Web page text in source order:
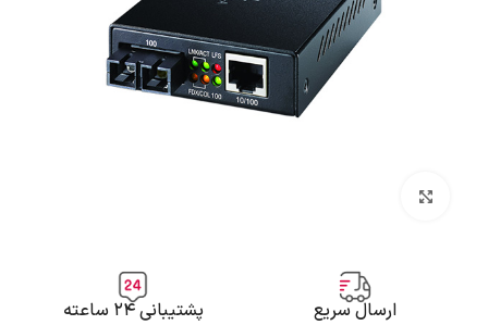
ارسال سریع پشتیبانی ۲۴ ساعته